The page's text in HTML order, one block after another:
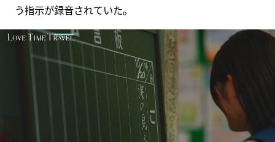
う指示が録音されていた。